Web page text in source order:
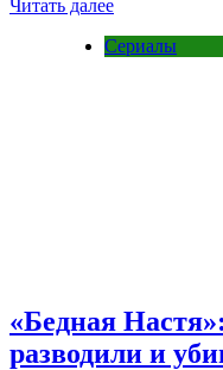
Читать далее
Сериалы
«Бедная
разводили и